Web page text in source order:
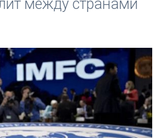
между странами